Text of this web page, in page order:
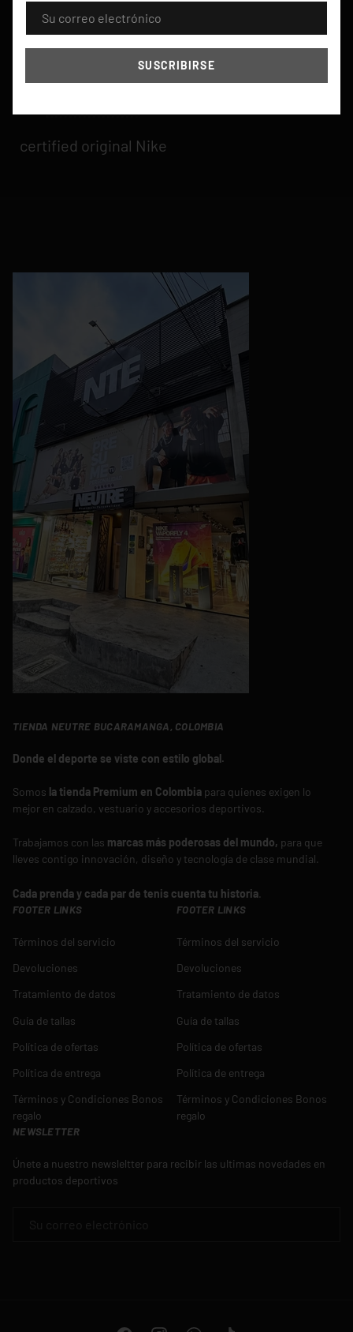
SUSCRIBIRSE
certified original Nike
TIENDA NEUTRE BUCARAMANGA, COLOMBIA
Donde el deporte se viste con estilo global.
Somos la tienda Premium en Colombia para quienes exigen lo
mejor en calzado, vestuario y accesorios deportivos.
Trabajamos con las marcas más poderosas del mundo, para que
lleves contigo innovación, diseño y tecnología de clase mundial.
Cada prenda y cada par de tenis cuenta tu historia.
FOOTER LINKS
Términos del servicio
Devoluciones
Tratamiento de datos
Guía de tallas
Política de ofertas
Política de entrega
Términos y Condiciones Bonos
regalo
FOOTER LINKS
Términos del servicio
Devoluciones
Tratamiento de datos
Guía de tallas
Política de ofertas
Política de entrega
Términos y Condiciones Bonos
regalo
NEWSLETTER
Únete a nuestro newsleltter para recibir las ultimas novedades en
productos deportivos